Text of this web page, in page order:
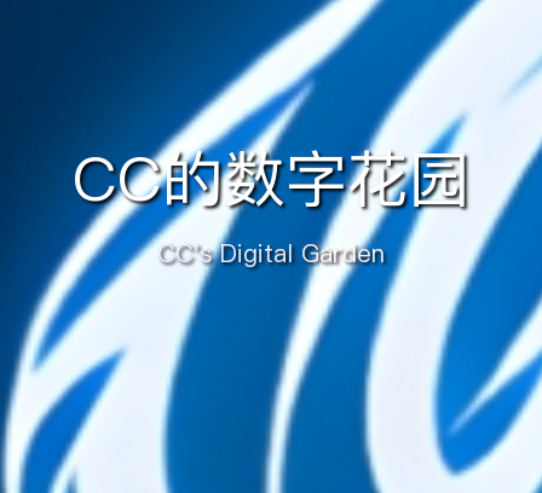
CC的数字花园
CC's Digital Garden